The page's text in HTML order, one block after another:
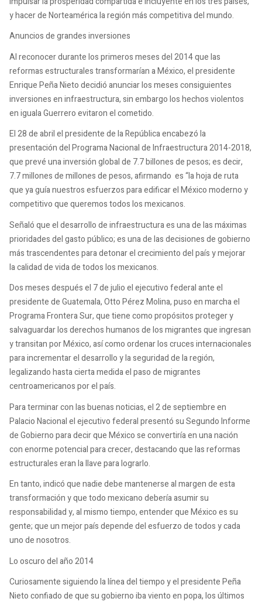
y hacer de Norteamérica la región más competitiva del mundo.
Anuncios de grandes inversiones
Al reconocer durante los primeros meses del 2014 que las
reformas estructurales transformarían a México, el presidente
Enrique Peña Nieto decidió anunciar los meses consiguientes
inversiones en infraestructura, sin embargo los hechos violentos
en iguala Guerrero evitaron el cometido.
El 28 de abril el presidente de la República encabezó la
presentación del Programa Nacional de Infraestructura 2014-2018,
que prevé una inversión global de 7.7 billones de pesos; es decir,
7.7 millones de millones de pesos, afirmando es “la hoja de ruta
que ya guía nuestros esfuerzos para edificar el México moderno y
competitivo que queremos todos los mexicanos.
Señaló que el desarrollo de infraestructura es una de las máximas
prioridades del gasto público; es una de las decisiones de gobierno
más trascendentes para detonar el crecimiento del país y mejorar
la calidad de vida de todos los mexicanos.
Dos meses después el 7 de julio el ejecutivo federal ante el
presidente de Guatemala, Otto Pérez Molina, puso en marcha el
Programa Frontera Sur, que tiene como propósitos proteger y
salvaguardar los derechos humanos de los migrantes que ingresan
y transitan por México, así como ordenar los cruces internacionales
para incrementar el desarrollo y la seguridad de la región,
legalizando hasta cierta medida el paso de migrantes
centroamericanos por el país.
Para terminar con las buenas noticias, el 2 de septiembre en
Palacio Nacional el ejecutivo federal presentó su Segundo Informe
de Gobierno para decir que México se convertiría en una nación
con enorme potencial para crecer, destacando que las reformas
estructurales eran la llave para lograrlo.
En tanto, indicó que nadie debe mantenerse al margen de esta
transformación y que todo mexicano debería asumir su
responsabilidad y, al mismo tiempo, entender que México es su
gente; que un mejor país depende del esfuerzo de todos y cada
uno de nosotros.
Lo oscuro del año 2014
Curiosamente siguiendo la línea del tiempo y el presidente Peña
Nieto confiado de que su gobierno iba viento en popa, los últimos